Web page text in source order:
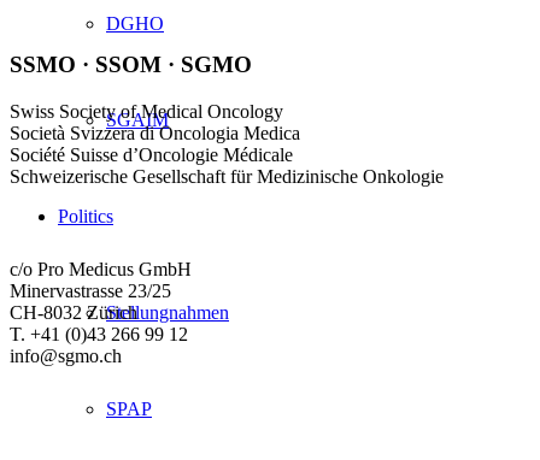
DGHO
SGAIM
Politics
Stellungnahmen
SPAP
SSMO · SSOM · SGMO
Swiss Society of Medical Oncology
Società Svizzera di Oncologia Medica
Société Suisse d’Oncologie Médicale
Schweizerische Gesellschaft für Medizinische Onkologie
c/o Pro Medicus GmbH
Minervastrasse 23/25
CH-8032 Zürich
T. +41 (0)43 266 99 12
info@sgmo.ch